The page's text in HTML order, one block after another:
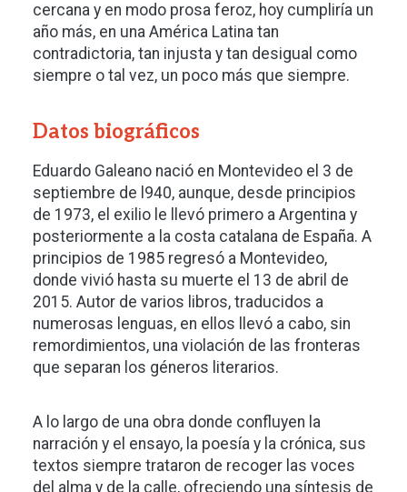
cercana y en modo prosa feroz, hoy cumpliría un
año más, en una América Latina tan
contradictoria, tan injusta y tan desigual como
siempre o tal vez, un poco más que siempre.
Datos biográficos
Eduardo Galeano nació en Montevideo el 3 de
septiembre de l940, aunque, desde principios
de 1973, el exilio le llevó primero a Argentina y
posteriormente a la costa catalana de España. A
principios de 1985 regresó a Montevideo,
donde vivió hasta su muerte el 13 de abril de
2015. Autor de varios libros, traducidos a
numerosas lenguas, en ellos llevó a cabo, sin
remordimientos, una violación de las fronteras
que separan los géneros literarios.
A lo largo de una obra donde confluyen la
narración y el ensayo, la poesía y la crónica, sus
textos siempre trataron de recoger las voces
del alma y de la calle, ofreciendo una síntesis de